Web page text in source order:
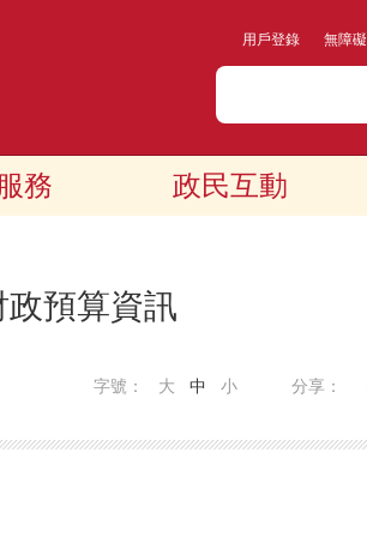
用戶登錄 無障礙
務 政民互動
政預算資訊
分享：
字號： 大 中 小